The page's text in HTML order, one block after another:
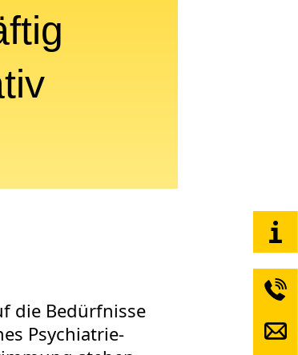
die Bedürfnisse
Psychiatrie-